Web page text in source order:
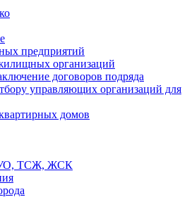
предприятий
организаций
договоров подряда
управляющих организаций для
домов
УО, ТСЖ, ЖСК